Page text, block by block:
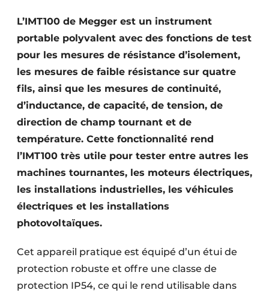
S’inscrire
Termes et conditions
Video’s
L’IMT100 de Megger est un instrument
portable polyvalent avec des fonctions de test
pour les mesures de résistance d’isolement,
les mesures de faible résistance sur quatre
fils, ainsi que les mesures de continuité,
d’inductance, de capacité, de tension, de
direction de champ tournant et de
température. Cette fonctionnalité rend
l’IMT100 très utile pour tester entre autres les
machines tournantes, les moteurs électriques,
les installations industrielles, les véhicules
électriques et les installations
photovoltaïques.
Cet appareil pratique est équipé d’un étui de
protection robuste et offre une classe de
protection IP54, ce qui le rend utilisable dans